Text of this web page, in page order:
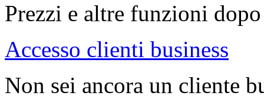
Prezzi e altre funzioni
Accesso clienti business
Non sei ancora un cliente